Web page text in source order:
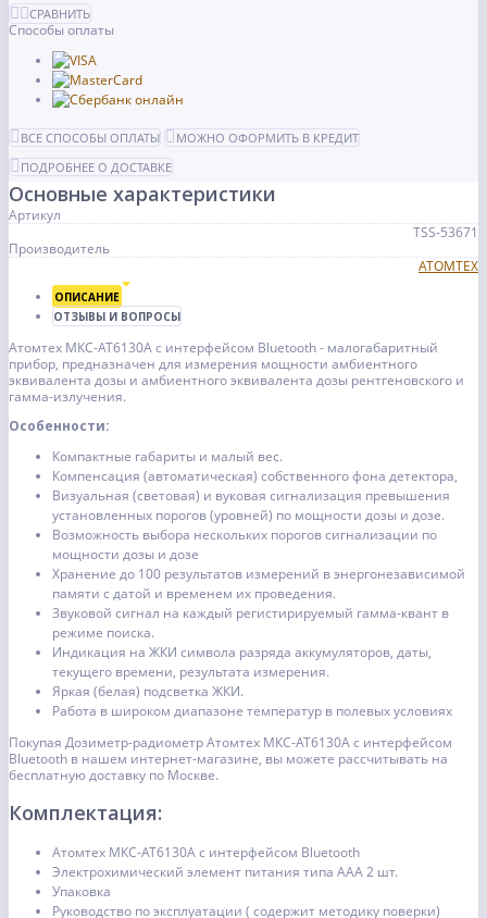
СРАВНИТЬ
Способы оплаты
ВСЕ СПОСОБЫ ОПЛАТЫ
МОЖНО ОФОРМИТЬ В КРЕДИТ
ПОДРОБНЕЕ О ДОСТАВКЕ
Основные характеристики
Артикул
TSS-53671
Производитель
АТОМТЕХ
ОПИСАНИЕ
ОТЗЫВЫ И ВОПРОСЫ
Атомтех МКС-АТ6130А с интерфейсом Bluetooth - малогабаритный
прибор, предназначен для измерения мощности амбиентного
эквивалента дозы и амбиентного эквивалента дозы рентгеновского и
гамма-излучения.
Особенности:
Компактные габариты и малый вес.
Компенсация (автоматическая) собственного фона детектора,
Визуальная (световая) и вуковая сигнализация превышения
установленных порогов (уровней) по мощности дозы и дозе.
Возможность выбора нескольких порогов сигнализации по
мощности дозы и дозе
Хранение до 100 результатов измерений в энергонезависимой
памяти с датой и временем их проведения.
Звуковой сигнал на каждый регистирируемый гамма-квант в
режиме поиска.
Индикация на ЖКИ символа разряда аккумуляторов, даты,
текущего времени, результата измерения.
Яркая (белая) подсветка ЖКИ.
Работа в широком диапазоне температур в полевых условиях
Покупая Дозиметр-радиометр Атомтех МКС-АТ6130А с интерфейсом
Bluetooth в нашем интернет-магазине, вы можете рассчитывать на
бесплатную доставку по Москве.
Комплектация:
Атомтех МКС-АТ6130А с интерфейсом Bluetooth
Электрохимический элемент питания типа ААА 2 шт.
Упаковка
Руководство по эксплуатации ( содержит методику поверки)